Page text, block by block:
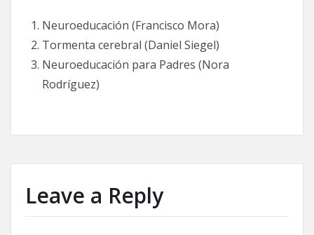
Neuroeducación (Francisco Mora)
Tormenta cerebral (Daniel Siegel)
Neuroeducación para Padres (Nora
Rodríguez)
Leave a Reply